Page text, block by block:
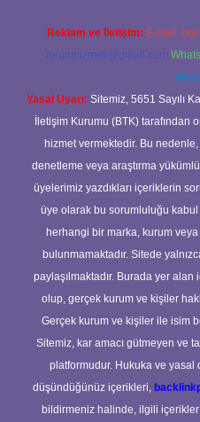
Reklam ve İletişim: E-mail:
forumhizmeti@gmail.com
Yasal Uyarı: Sitemiz, 5651 Sayılı
İletişim Kurumu (BTK) tarafından
hizmet vermektedir. Bu
denetleme veya araştırma
üyelerimiz yazdıkları içeriklerin
üye olarak bu sorumluluğu kabul
herhangi bir marka, kurum veya
bulunmamaktadır. Sitede
paylaşılmaktadır. Burada yer
olup, gerçek kurum ve kişiler
Gerçek kurum ve kişiler ile isim
Sitemiz, kar amacı gütmeyen ve
platformudur. Hukuka ve yasal
düşündüğünüz içerikleri,
bildirmeniz halinde, ilgili